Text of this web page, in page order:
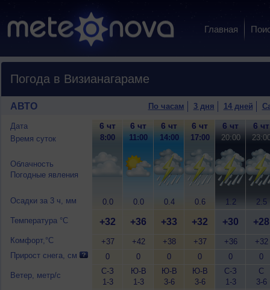
Главная
Погода в Визианагараме
АВТО По часам 3 дня 14 дней
Дата
Время суток
Облачность
Погодные явления
Осадки за 3 ч, мм
Температура °C
Комфорт,°C
Прирост снега, см
Ветер, метр/с
6 чт
8:00
0.0
+32
+37
0
С-З
1-3
6 чт
11:00
0.0
+36
+42
0
Ю-В
1-3
6 чт
14:00
0.4
+33
+38
0
Ю-В
3-6
6 чт
17:00
0.6
+32
+37
0
Ю-В
3-6
6 чт
20:00
1.2
+30
+36
0
С-З
1-3
6 чт
2.5
+28
+32
0
С
3-6